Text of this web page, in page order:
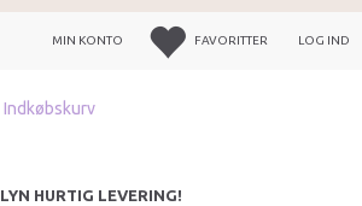
FAVORITTER LOG IND
MIN KONTO
Indkøbskurv
LYN HURTIG LEVERING!